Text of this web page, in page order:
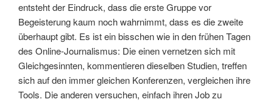
entsteht der Eindruck, dass die erste Gruppe vor
Begeisterung kaum noch wahrnimmt, dass es die zweite
überhaupt gibt. Es ist ein bisschen wie in den frühen Tagen
des Online-Journalismus: Die einen vernetzen sich mit
Gleichgesinnten, kommentieren dieselben Studien, treffen
sich auf den immer gleichen Konferenzen, vergleichen ihre
Tools. Die anderen versuchen, einfach ihren Job zu